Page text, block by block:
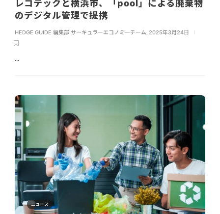
レコテックと横浜市、「pool」による廃棄物
のデジタル管理で提携
HEDGE GUIDE 編集部 サーキュラーエコノミーチーム, 2025年3月24日
...
ニュース